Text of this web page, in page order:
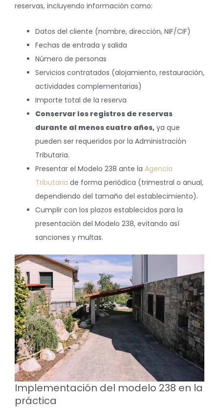
reservas, incluyendo información como:
Datos del cliente (nombre, dirección, NIF/CIF)
Fechas de entrada y salida
Número de personas
Servicios contratados (alojamiento, restauración,
actividades complementarias)
Importe total de la reserva
Conservar los registros de reservas
durante al menos cuatro años, ya que
pueden ser requeridos por la Administración
Tributaria.
Presentar el Modelo 238 ante la Agencia
Tributaria de forma periódica (trimestral o anual,
dependiendo del tamaño del establecimiento).
Cumplir con los plazos establecidos para la
presentación del Modelo 238, evitando así
sanciones y multas.
Implementación del modelo 238 en la
práctica